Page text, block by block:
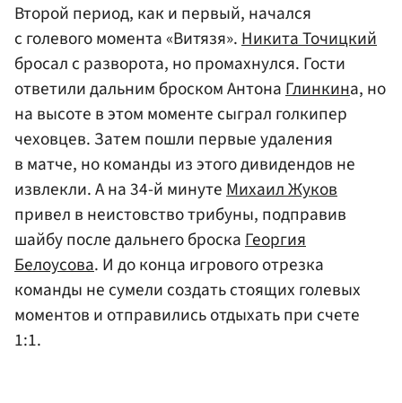
Второй период, как и первый, начался
с голевого момента «Витязя».Никита Точицкий
бросал с разворота, но промахнулся. Гости
ответили дальним броском АнтонаГлинкина, но
на высоте в этом моменте сыграл голкипер
чеховцев. Затем пошли первые удаления
в матче, но команды из этого дивидендов не
извлекли. А на 34-й минутеМихаил Жуков
привел в неистовство трибуны, подправив
шайбу после дальнего броскаГеоргия
Белоусова. И до конца игрового отрезка
команды не сумели создать стоящих голевых
моментов и отправились отдыхать при счете
1:1.